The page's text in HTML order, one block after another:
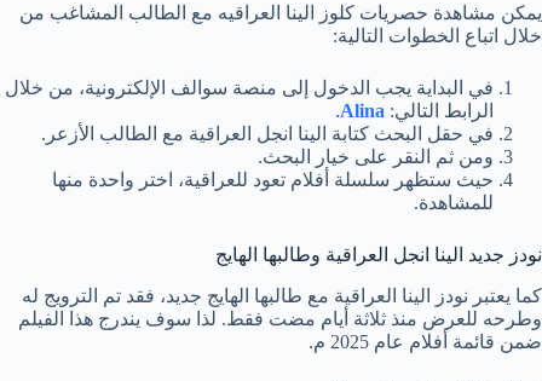
يمكن مشاهدة حصريات كلوز الينا العراقيه مع الطالب المشاغب من
خلال اتباع الخطوات التالية:
في البداية يجب الدخول إلى منصة سوالف الإلكترونية، من خلال
الرابط التالي: Alina
.
في حقل البحث كتابة الينا انجل العراقية مع الطالب الأزعر.
ومن ثم النقر على خيار البحث.
حيث ستظهر سلسلة أفلام تعود للعراقية، اختر واحدة منها
للمشاهدة.
نودز جديد الينا انجل العراقية وطالبها الهايج
كما يعتبر نودز الينا العراقية مع طالبها الهايج جديد، فقد تم الترويج له
وطرحه للعرض منذ ثلاثة أيام مضت فقط. لذا سوف يندرج هذا الفيلم
ضمن قائمة أفلام عام 2025 م.